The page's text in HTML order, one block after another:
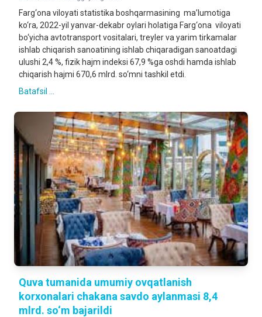
Farg‘ona viloyati statistika boshqarmasining ma’lumotiga
ko‘ra, 2022-yil yanvar-dekabr oylari holatiga Farg‘ona viloyati
bo‘yicha avtotransport vositalari, treyler va yarim tirkamalar
ishlab chiqarish sanoatining ishlab chiqaradigan sanoatdagi
ulushi 2,4 %, fizik hajm indeksi 67,9 %ga oshdi hamda ishlab
chiqarish hajmi 670,6 mlrd. so‘mni tashkil etdi.
Batafsil ...
Quva tumanida umumiy ovqatlanish
korxonalari chakana savdo aylanmasi 8,4
mlrd. so‘m bajarildi